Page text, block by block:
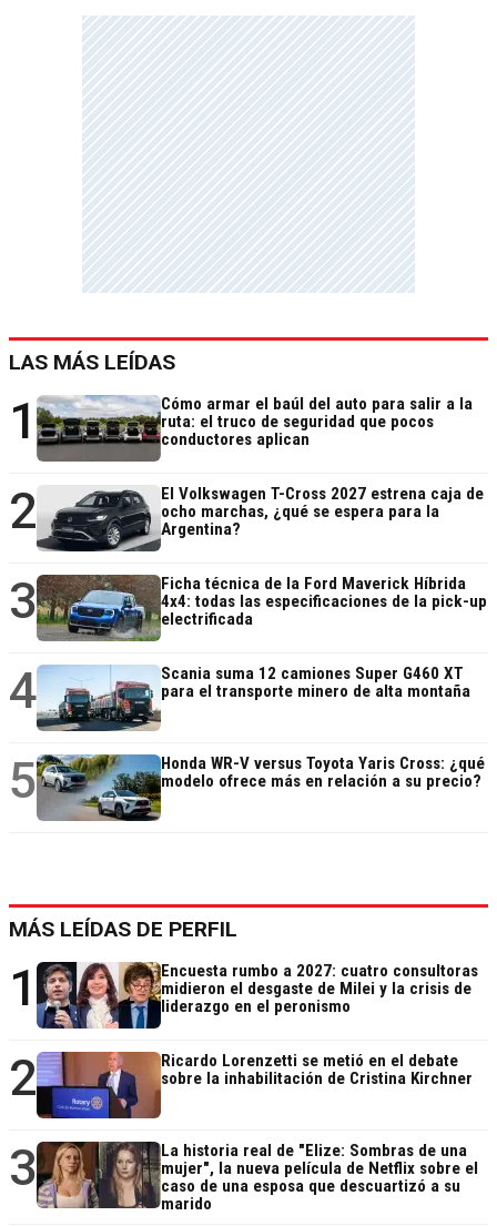
LAS MÁS LEÍDAS
1
Cómo armar el baúl del auto para salir a la
ruta: el truco de seguridad que pocos
conductores aplican
2
El Volkswagen T-Cross 2027 estrena caja de
ocho marchas, ¿qué se espera para la
Argentina?
3
Ficha técnica de la Ford Maverick Híbrida
4x4: todas las especificaciones de la pick-up
electrificada
4
Scania suma 12 camiones Super G460 XT
para el transporte minero de alta montaña
5
Honda WR-V versus Toyota Yaris Cross: ¿qué
modelo ofrece más en relación a su precio?
MÁS LEÍDAS DE PERFIL
1
Encuesta rumbo a 2027: cuatro consultoras
midieron el desgaste de Milei y la crisis de
liderazgo en el peronismo
2
Ricardo Lorenzetti se metió en el debate
sobre la inhabilitación de Cristina Kirchner
3
La historia real de "Elize: Sombras de una
mujer", la nueva película de Netflix sobre el
caso de una esposa que descuartizó a su
marido